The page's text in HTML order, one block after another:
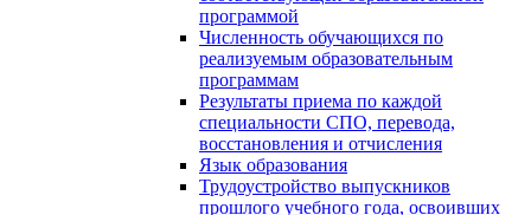
программой
Численность обучающихся по
реализуемым образовательным
программам
Результаты приема по каждой
специальности СПО, перевода,
восстановления и отчисления
Язык образования
Трудоустройство выпускников
прошлого учебного года, освоивших